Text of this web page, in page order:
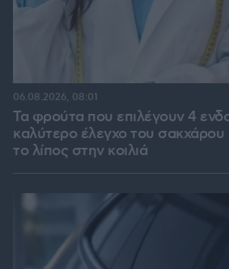
Τα φρούτα που επιλέγουν 4
καλύτερο έλεγχο του σακχάρου
το λίπος στην κοιλιά
06.08.2026, 08:01